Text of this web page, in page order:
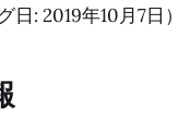
日: 2019年10月7日）